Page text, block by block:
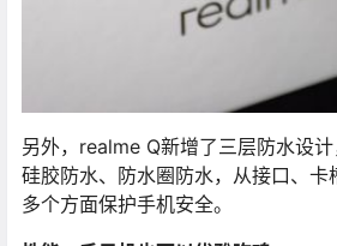
另外，realme Q新增了三层防水设计
硅胶防水、防水圈防水，从接口、卡
多个方面保护手机安全。